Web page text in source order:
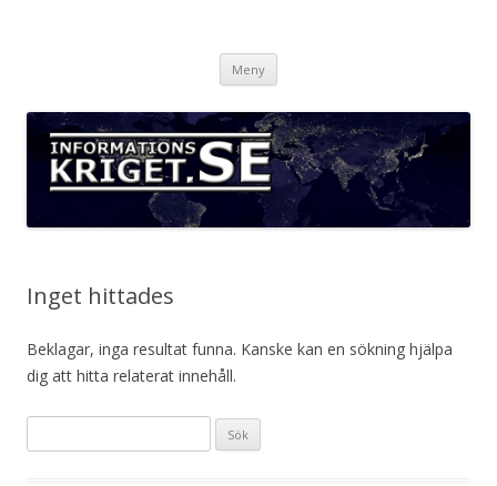
Meny
Inget hittades
Beklagar, inga resultat funna. Kanske kan en sökning hjälpa
dig att hitta relaterat innehåll.
efter: